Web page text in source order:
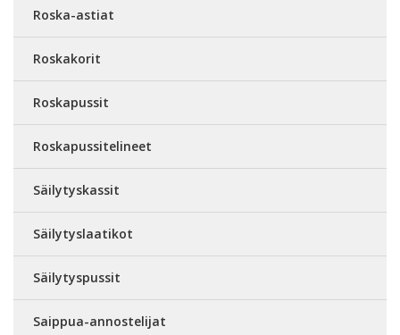
Roska-astiat
Roskakorit
Roskapussit
Roskapussitelineet
Säilytyskassit
Säilytyslaatikot
Säilytyspussit
Saippua-annostelijat